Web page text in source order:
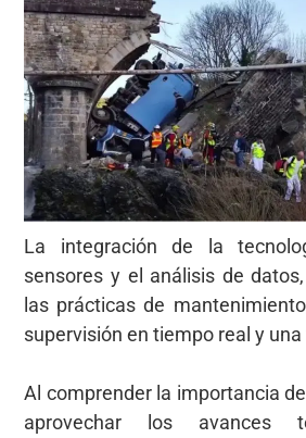
La integración de la
sensores y el análisis de
las prácticas de
supervisión en tiempo real y
Al comprender la importancia
aprovechar los avances